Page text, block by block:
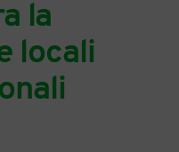
la
locali